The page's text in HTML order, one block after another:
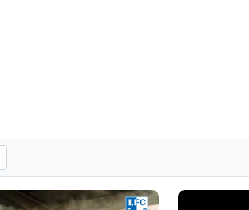
alle Vereine anzeigen.
nach der ausgewählten Saison. Standard: alle